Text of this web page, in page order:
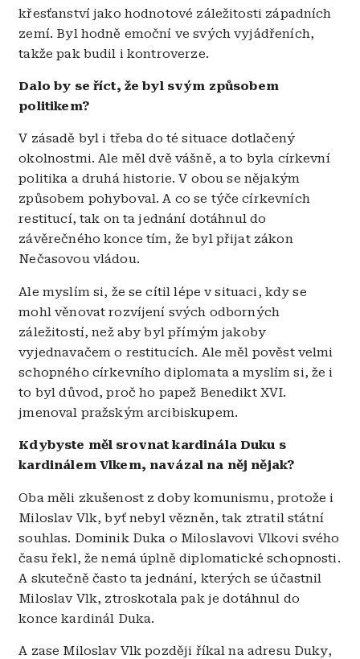
křesťanství jako hodnotové záležitosti západních
zemí. Byl hodně emoční ve svých vyjádřeních,
takže pak budil i kontroverze.
Dalo by se říct, že byl svým způsobem
politikem?
V zásadě byl i třeba do té situace dotlačený
okolnostmi. Ale měl dvě vášně, a to byla církevní
politika a druhá historie. V obou se nějakým
způsobem pohyboval. A co se týče církevních
restitucí, tak on ta jednání dotáhnul do
závěrečného konce tím, že byl přijat zákon
Nečasovou vládou.
Ale myslím si, že se cítil lépe v situaci, kdy se
mohl věnovat rozvíjení svých odborných
záležitostí, než aby byl přímým jakoby
vyjednavačem o restitucích. Ale měl pověst velmi
schopného církevního diplomata a myslím si, že i
to byl důvod, proč ho papež Benedikt XVI.
jmenoval pražským arcibiskupem.
Kdybyste měl srovnat kardinála Duku s
kardinálem Vlkem, navázal na něj nějak?
Oba měli zkušenost z doby komunismu, protože i
Miloslav Vlk, byť nebyl vězněn, tak ztratil státní
souhlas. Dominik Duka o Miloslavovi Vlkovi svého
času řekl, že nemá úplně diplomatické schopnosti.
A skutečně často ta jednání, kterých se účastnil
Miloslav Vlk, ztroskotala pak je dotáhnul do
konce kardinál Duka.
A zase Miloslav Vlk později říkal na adresu Duky,